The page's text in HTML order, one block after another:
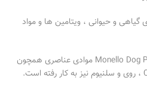
گیاهی و حیوانی ، ویتامین ها و مواد
و همچنین در ترکیب این Monello Dog Puppies موادی عناصری همچون